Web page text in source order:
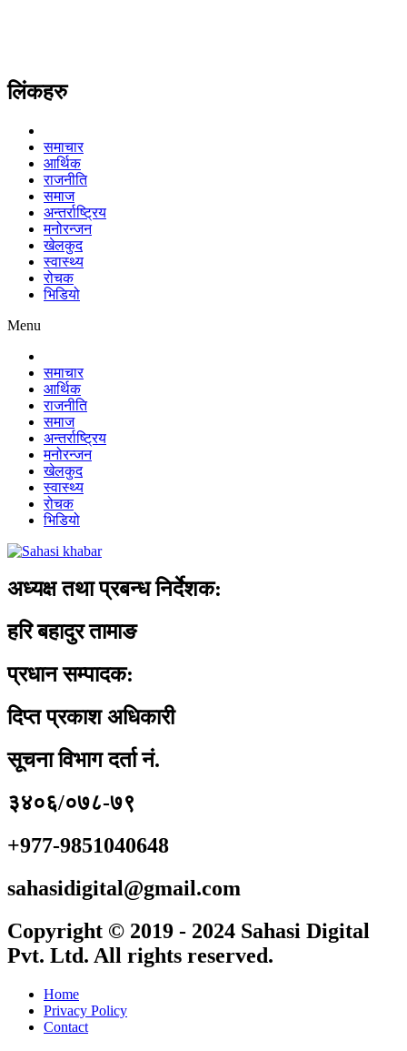
लिंकहरु
समाचार
आर्थिक
राजनीति
समाज
अन्तर्राष्ट्रिय
मनोरन्जन
खेलकुद
स्वास्थ्य
रोचक
भिडियो
Menu
समाचार
आर्थिक
राजनीति
समाज
अन्तर्राष्ट्रिय
मनोरन्जन
खेलकुद
स्वास्थ्य
रोचक
भिडियो
अध्यक्ष तथा प्रबन्ध निर्देशक:
हरि बहादुर तामाङ
प्रधान सम्पादक:
दिप्त प्रकाश अधिकारी
सूचना विभाग दर्ता नं.
३४०६/०७८-७९
+977-9851040648
sahasidigital@gmail.com
Copyright © 2019 - 2024 Sahasi Digital
Pvt. Ltd. All rights reserved.
Home
Privacy Policy
Contact